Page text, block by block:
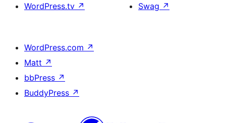
WordPress.tv ↗
Swag ↗
WordPress.com ↗
Matt ↗
bbPress ↗
BuddyPress ↗